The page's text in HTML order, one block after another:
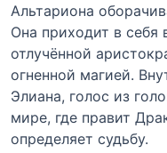
Альтариона
Она приходит в
отлучённой
огненной магией.
Элиана, голос из
мире, где правит
определяет судьбу.